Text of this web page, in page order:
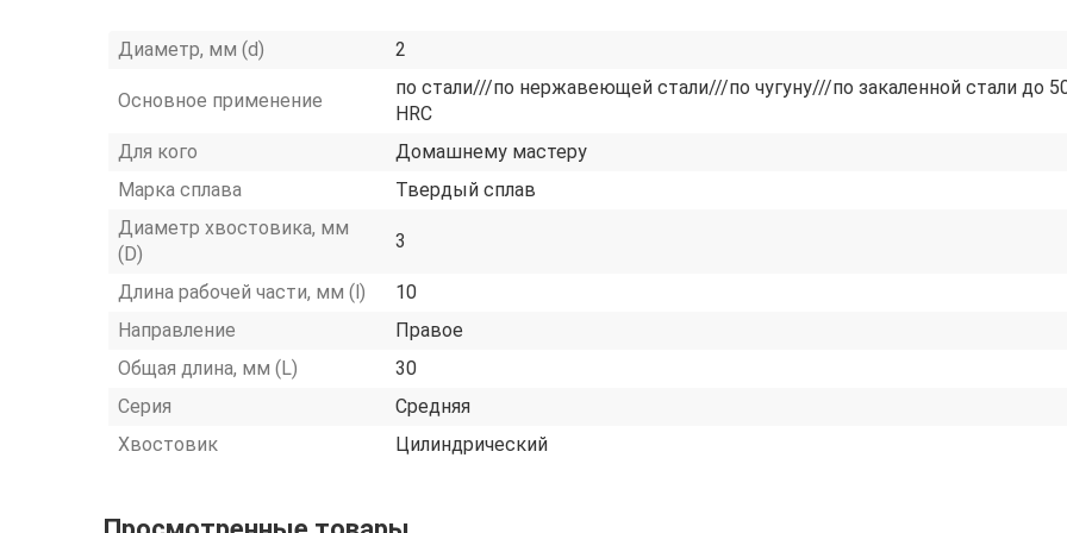
Диаметр, мм (d) 2
Основное применение
по стали///по нержавеющей стали///по чугуну///по закаленной стали до
HRC
Для кого
Домашнему мастеру
Марка сплава
Твердый сплав
Диаметр хвостовика, мм
(D)
3
Длина рабочей части, мм (l)
10
Направление
Правое
Общая длина, мм (L)
30
Серия
Средняя
Хвостовик
Цилиндрический